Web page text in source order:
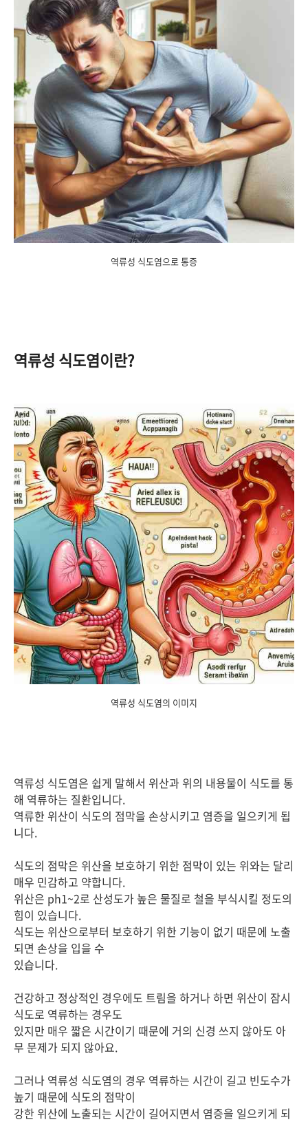
역류성 식도염으로 통증
역류성 식도염이란?
역류성 식도염의 이미지
역류성 식도염은 쉽게 말해서 위산과 위의 내용물이 식도를 통
해 역류하는 질환입니다.
역류한 위산이 식도의 점막을 손상시키고 염증을 일으키게 됩
니다.
식도의 점막은 위산을 보호하기 위한 점막이 있는 위와는 달리
매우 민감하고 약합니다.
위산은 ph1~2로 산성도가 높은 물질로 철을 부식시킬 정도의
힘이 있습니다.
식도는 위산으로부터 보호하기 위한 기능이 없기 때문에 노출
되면 손상을 입을 수
있습니다.
건강하고 정상적인 경우에도 트림을 하거나 하면 위산이 잠시
식도로 역류하는 경우도
있지만 매우 짧은 시간이기 때문에 거의 신경 쓰지 않아도 아
무 문제가 되지 않아요.
그러나 역류성 식도염의 경우 역류하는 시간이 길고 빈도수가
높기 때문에 식도의 점막이
강한 위산에 노출되는 시간이 길어지면서 염증을 일으키게 되